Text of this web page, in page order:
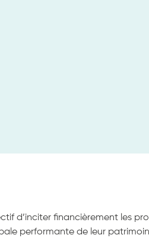
d’inciter financièrement les
performante de leur